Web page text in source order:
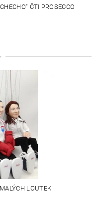
ČTI PROSECCO
LOUTEK